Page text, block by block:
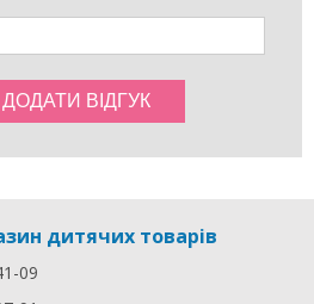
дитячих товарів
09